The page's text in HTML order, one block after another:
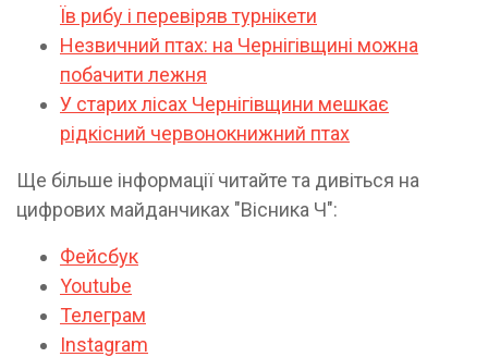
Їв рибу і перевіряв турнікети
Незвичний птах: на Чернігівщині можна
побачити лежня
У старих лісах Чернігівщини мешкає
рідкісний червонокнижний птах
Ще більше інформації читайте та дивіться на
цифрових майданчиках "Вісника Ч":
Фейсбук
Youtube
Телеграм
Instagram